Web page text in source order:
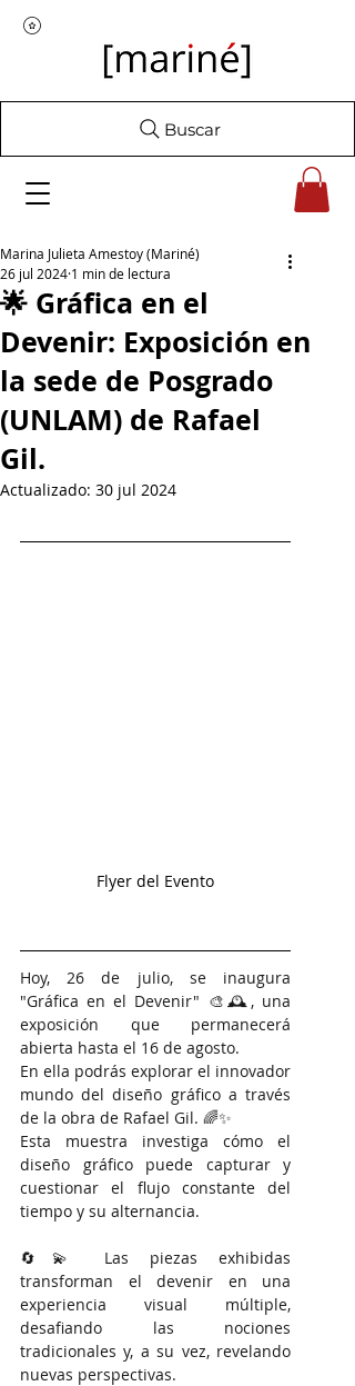
Buscar
🌟 Gráfica en el
Devenir: Exposición en
la sede de Posgrado
(UNLAM) de Rafael
Gil.
Marina Julieta Amestoy (Mariné)
26 jul 2024 1 min de lectura
Actualizado: 30 jul 2024
Flyer del Evento
Hoy, 26 de julio, se inaugura
"Gráfica en el Devenir" 🎨🕰️, una
exposición que permanecerá
abierta hasta el 16 de agosto.
En ella podrás explorar el innovador
mundo del diseño gráfico a través
de la obra de Rafael Gil. 🌈✨
Esta muestra investiga cómo el
diseño gráfico puede capturar y
cuestionar el flujo constante del
tiempo y su alternancia.
🔄💫 Las piezas exhibidas
transforman el devenir en una
experiencia visual múltiple,
desafiando las nociones
tradicionales y, a su vez, revelando
nuevas perspectivas.